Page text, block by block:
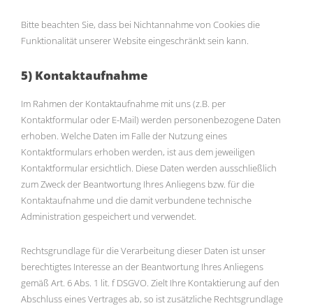
Bitte beachten Sie, dass bei Nichtannahme von Cookies die
Funktionalität unserer Website eingeschränkt sein kann.
5) Kontaktaufnahme
Im Rahmen der Kontaktaufnahme mit uns (z.B. per
Kontaktformular oder E-Mail) werden personenbezogene Daten
erhoben. Welche Daten im Falle der Nutzung eines
Kontaktformulars erhoben werden, ist aus dem jeweiligen
Kontaktformular ersichtlich. Diese Daten werden ausschließlich
zum Zweck der Beantwortung Ihres Anliegens bzw. für die
Kontaktaufnahme und die damit verbundene technische
Administration gespeichert und verwendet.
Rechtsgrundlage für die Verarbeitung dieser Daten ist unser
berechtigtes Interesse an der Beantwortung Ihres Anliegens
gemäß Art. 6 Abs. 1 lit. f DSGVO. Zielt Ihre Kontaktierung auf den
Abschluss eines Vertrages ab, so ist zusätzliche Rechtsgrundlage